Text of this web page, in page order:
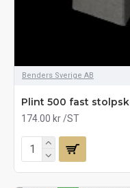
Benders Sverige AB
Plint 500 fast
174.00 kr /ST